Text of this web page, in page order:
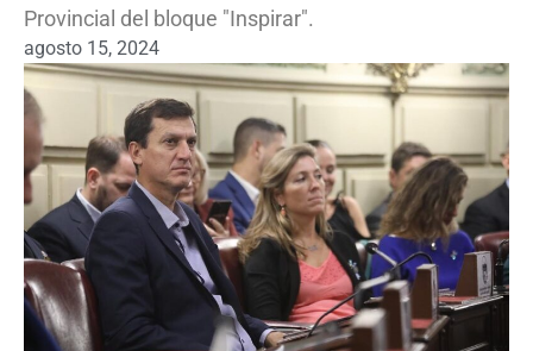
Provincial del bloque "Inspirar".
agosto 15, 2024